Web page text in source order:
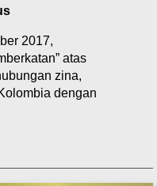
2017,
atas
zina,
dengan